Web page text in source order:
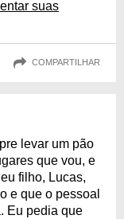
suas
COMPARTILHAR
levar um pão
que vou, e
filho, Lucas,
e que o pessoal
Eu pedia que